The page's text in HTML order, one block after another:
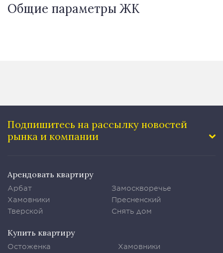
Общие параметры ЖК
Подпишитесь на рассылку новостей
рынка и компании
Арендовать квартиру
Арбат
Хамовники
Тверской
Замоскворечье
Пресненский
Снять дом
Купить квартиру
Остоженка
Хамовники